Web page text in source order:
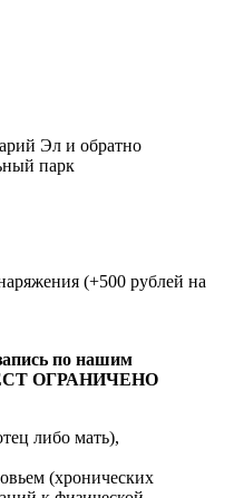
Эл и обратно
парк
(+500 рублей на
по нашим
ОГРАНИЧЕНО
либо мать),
(хронических